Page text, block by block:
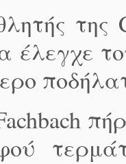
της
έλεγχε